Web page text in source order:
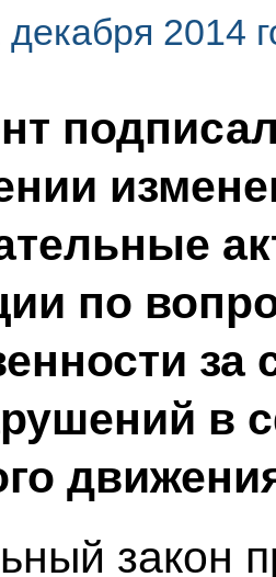
декабря 2014
по
в
закон